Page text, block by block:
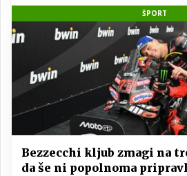
ŠPORT
Bezzecchi kljub zmagi na
da še ni popolnoma